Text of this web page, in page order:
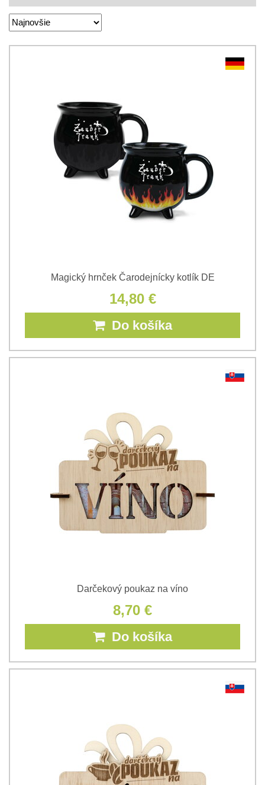
Magický hrnček Čarodejnícky kotlík DE
14,80 €
Do košíka
Darčekový poukaz na víno
8,70 €
Do košíka